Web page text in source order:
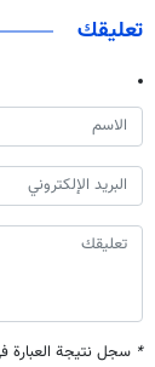
تعليقك
* سجل نتيجة العبارة